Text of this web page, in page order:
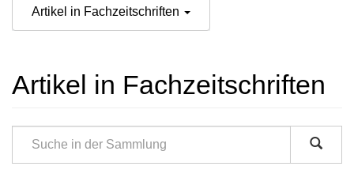
Artikel in Fachzeitschriften
Artikel in Fachzeitschriften